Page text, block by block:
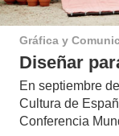
Gráfica y
Diseñar
En septiembre
Cultura de
Conferencia